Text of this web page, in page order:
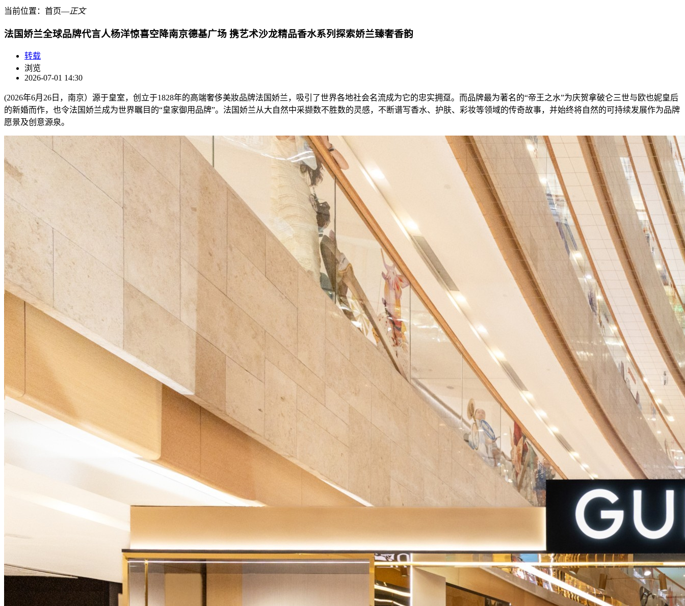
当前位置： 首页―正文
法国娇兰全球品牌代言人杨洋惊喜空降南京德基广场 携艺术沙龙精品香水系列探索娇兰臻奢香韵
转载
浏览
2026-07-01 14:30
(2026年6月26日，南京）源于皇室，创立于1828年的高端奢侈美妝品牌法国娇兰，吸引了世界各地社会名流成为它的忠实拥趸。而品牌最为著名的“帝王之水”为庆贺拿破仑三世与欧也妮皇后
的新婚而作，也令法国娇兰成为世界瞩目的“皇家御用品牌”。法国娇兰从大自然中采撷数不胜数的灵感，不断谱写香水、护肤、彩妆等领域的传奇故事，并始终将自然的可持续发展作为品牌
愿景及创意源泉。